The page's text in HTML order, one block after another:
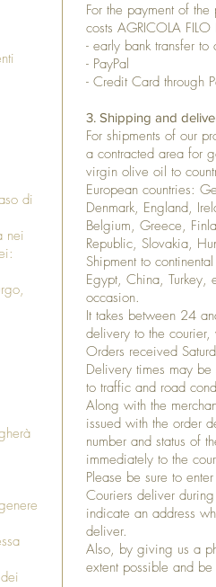
di
nei
For the payment of
costs AGRICOLA
- early bank transfer to
- PayPal
- Credit Card through
3. Shipping and
For shipments of our
a contracted area for
virgin olive oil to
European countries:
Denmark, England,
Belgium, Greece,
Republic, Slovakia,
Shipment to
Egypt, China, Turkey,
occasion.
It takes between 24
delivery to the
Orders received
Delivery times may
to traffic and road
Along with the
issued with the order
number and status of
immediately to the
Please be sure to
Couriers deliver
indicate an address
deliver.
Also, by giving us a
extent possible and